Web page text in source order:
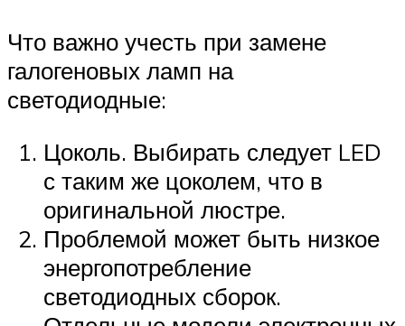
Что важно учесть при замене
галогеновых ламп на
светодиодные:
Цоколь. Выбирать следует LED
с таким же цоколем, что в
оригинальной люстре.
Проблемой может быть низкое
энергопотребление
светодиодных сборок.